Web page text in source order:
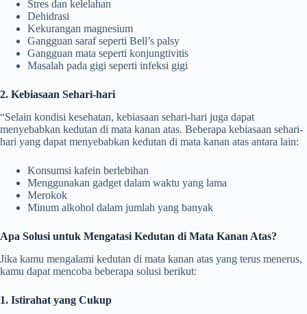
Stres dan kelelahan
Dehidrasi
Kekurangan magnesium
Gangguan saraf seperti Bell’s palsy
Gangguan mata seperti konjungtivitis
Masalah pada gigi seperti infeksi gigi
2. Kebiasaan Sehari-hari
“Selain kondisi kesehatan, kebiasaan sehari-hari juga dapat
menyebabkan kedutan di mata kanan atas. Beberapa kebiasaan sehari-
hari yang dapat menyebabkan kedutan di mata kanan atas antara lain:
Konsumsi kafein berlebihan
Menggunakan gadget dalam waktu yang lama
Merokok
Minum alkohol dalam jumlah yang banyak
Apa Solusi untuk Mengatasi Kedutan di Mata Kanan Atas?
Jika kamu mengalami kedutan di mata kanan atas yang terus menerus,
kamu dapat mencoba beberapa solusi berikut:
1. Istirahat yang Cukup